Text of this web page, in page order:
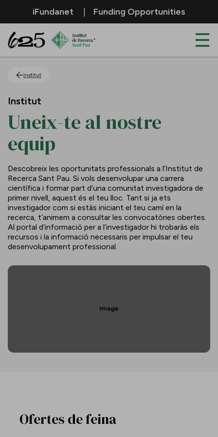
Salta al contingut principal
iFundanet Funding Opportunities
Institut
Institut
Uneix-te al nostre
equip
Descobreix les oportunitats professionals a l’Institut de
Recerca Sant Pau. Si vols desenvolupar una carrera
científica i formar part d’una comunitat investigadora de
primer nivell, aquest és el teu lloc. Tant si ja ets
investigador com si estàs iniciant el teu camí en la
recerca, t’animem a consultar les convocatòries obertes.
Al portal d’informació per a l’investigador hi trobaràs els
recursos i la informació necessaris per impulsar el teu
desenvolupament professional.
Ofertes de feina